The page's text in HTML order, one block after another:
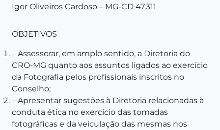
Igor Oliveiros Cardoso – MG-CD 47.311
OBJETIVOS
– Assessorar, em amplo sentido, a Diretoria do
CRO-MG quanto aos assuntos ligados ao exercício
da Fotografia pelos profissionais inscritos no
Conselho;
– Apresentar sugestões à Diretoria relacionadas à
conduta ética no exercício das tomadas
fotográficas e da veiculação das mesmas nos